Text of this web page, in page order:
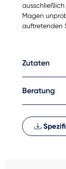
Magen
auftretenden
Zutaten
Beratung